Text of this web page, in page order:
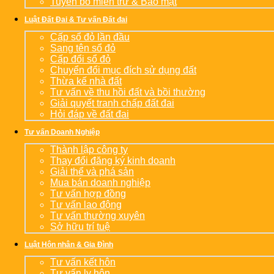
Luật Đất Đai & Tư vấn Đất đai
Cấp sổ đỏ lần đầu
Sang tên sổ đỏ
Cấp đổi sổ đỏ
Chuyển đổi mục đích sử dụng đất
Thừa kế nhà đất
Tư vấn về thu hồi đất và bồi thường
Giải quyết tranh chấp đất đai
Hỏi đáp về đất đai
Tư vấn Doanh Nghiệp
Thành lập công ty
Thay đổi đăng ký kinh doanh
Giải thể và phá sản
Mua bán doanh nghiệp
Tư vấn hợp đồng
Tư vấn lao động
Tư vấn thường xuyên
Sở hữu trí tuệ
Luật Hôn nhân & Gia Đình
Tư vấn kết hôn